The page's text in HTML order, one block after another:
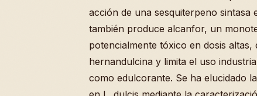
acción de una sesquiterpeno sintasa
también produce alcanfor, un
potencialmente tóxico en dosis altas,
hernandulcina y limita el uso
como edulcorante. Se ha elucidado